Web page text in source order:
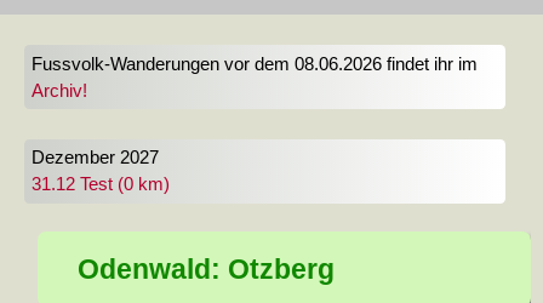
Fussvolk-Wanderungen vor dem 08.06.2026 findet ihr im
Archiv!
Dezember 2027
31.12 Test (0 km)
Odenwald: Otzberg